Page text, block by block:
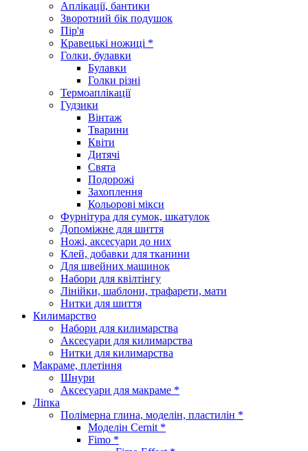
Аплікації, бантики
Зворотний бік подушок
Пір'я
Кравецькі ножиці *
Голки, булавки
Булавки
Голки різні
Термоаплікації
Гудзики
Вінтаж
Тварини
Квіти
Дитячі
Свята
Подорожі
Захоплення
Кольорові мікси
Фурнітура для сумок, шкатулок
Допоміжне для шиття
Ножі, аксесуари до них
Клей, добавки для тканини
Для швейних машинок
Набори для квілтінгу
Лінійки, шаблони, трафарети, мати
Нитки для шиття
Килимарство
Набори для килимарства
Аксесуари для килимарства
Нитки для килимарства
Макраме, плетіння
Шнури
Аксесуари для макраме *
Ліпка
Полімерна глина, моделін, пластилін *
Моделін Cernit *
Fimo *